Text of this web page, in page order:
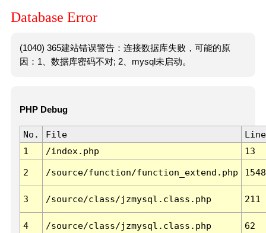
Database Error
(1040) 365建站错误警告：连接数据库失败，可能的原
因：1、数据库密码不对; 2、mysql未启动。
PHP Debug
No. File
Line
1
/index.php 13
2 /source/function/function_extend.php 1548
3 /source/class/jzmysql.class.php 211
4 /source/class/jzmysql.class.php 62